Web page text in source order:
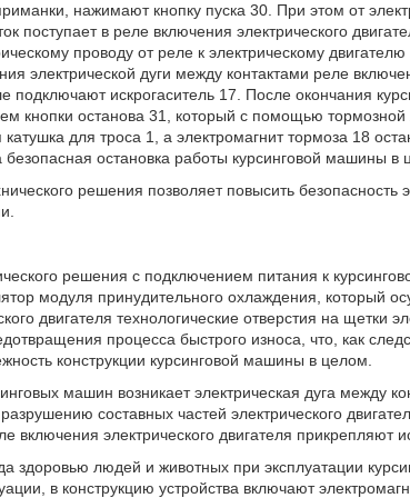
нажимают кнопку пуска 30. При этом от
поступает в реле включения электрического
проводу от реле к электрическому
электрической дуги между контактами реле
подключают искрогаситель 17. После окончания
кнопки останова 31, который с помощью тормозной
для троса 1, а электромагнит тормоза 18
безопасная остановка работы курсинговой машины в
решения позволяет повысить безопасность
решения с подключением питания к
модуля принудительного охлаждения, который
двигателя технологические отверстия на щетки
процесса быстрого износа, что, как
конструкции курсинговой машины в целом.
машин возникает электрическая дуга между
составных частей электрического
включения электрического двигателя прикрепляют
здоровью людей и животных при эксплуатации
в конструкцию устройства включают